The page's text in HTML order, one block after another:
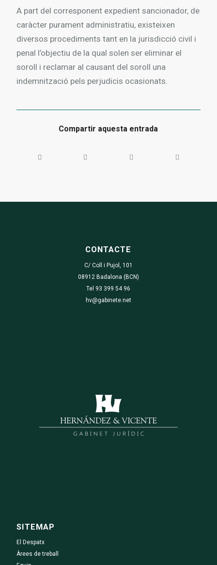
A part del corresponent expedient sancionador, de
caràcter purament administratiu, existeixen
diversos procediments tant en la jurisdicció civil i
penal l’objectiu de la qual solen ser eliminar el
soroll i reclamar al causant del soroll una
indemnització pels perjudicis ocasionats.
Compartir aquesta entrada
CONTACTE
C/ Coll i Pujol, 101
08912 Badalona (BCN)
Tel 93 399 54 96
hv@gabinete.net
SITEMAP
El Despatx
Àrees de treball